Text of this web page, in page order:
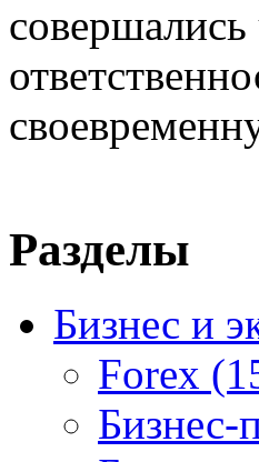
Разделы
Бизнес и
Forex
Бизнес-